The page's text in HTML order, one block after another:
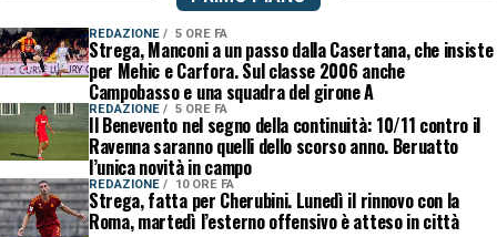
REDAZIONE 5 ORE FA
Strega, Manconi a un passo dalla Casertana, che insiste
per Mehic e Carfora. Sul classe 2006 anche
Campobasso e una squadra del girone A
REDAZIONE 5 ORE FA
Il Benevento nel segno della continuità: 10/11 contro il
Ravenna saranno quelli dello scorso anno. Beruatto
l’unica novità in campo
REDAZIONE 10 ORE FA
Strega, fatta per Cherubini. Lunedì il rinnovo con la
Roma, martedì l’esterno offensivo è atteso in città